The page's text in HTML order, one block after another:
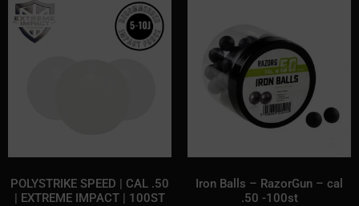
POLYSTRIKE SPEED | CAL .50
| EXTREME IMPACT | 100ST
Iron Balls – RazorGun – cal
.50 -100st